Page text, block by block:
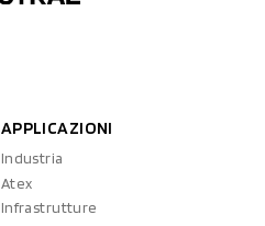
APPLICAZIONI
Industria
Atex
Infrastrutture